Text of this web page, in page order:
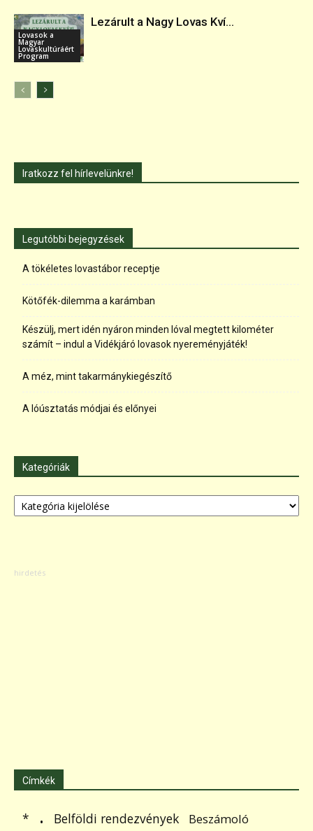
Lovasok a
Magyar
Lovaskultúráért
Program
Lezárult a Nagy Lovas Kví...
Iratkozz fel hírlevelünkre!
Legutóbbi bejegyzések
A tökéletes lovastábor receptje
Kötőfék-dilemma a karámban
Készülj, mert idén nyáron minden lóval megtett kilométer
számít – indul a Vidékjáró lovasok nyereményjáték!
A méz, mint takarmánykiegészítő
A lóúsztatás módjai és előnyei
Kategóriák
Kategóriák
Címkék
* . Belföldi rendezvények Beszámoló